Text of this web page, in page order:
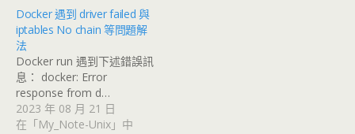
Docker 遇到 driver failed 與
iptables No chain 等問題解
法
Docker run 遇到下述錯誤訊
息： docker: Error
response from d…
2023 年 08 月 21 日
在「My_Note-Unix」中